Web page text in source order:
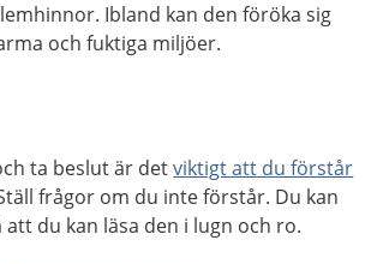
Ibland kan den föröka sig
och fuktiga miljöer.
ta beslut är detviktigt att du förstår
frågor om du inte förstår. Du kan
du kan läsa den i lugn och ro.